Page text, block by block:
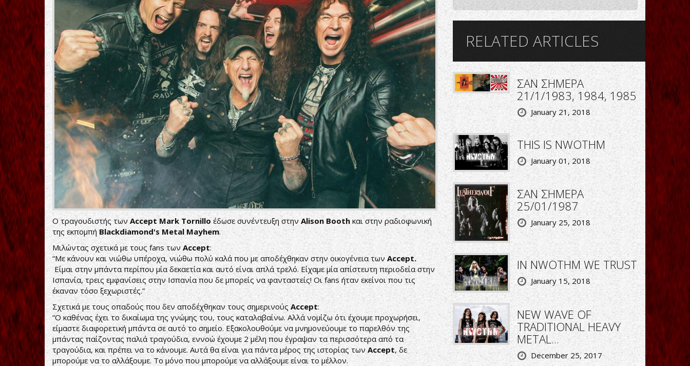
Ο τραγουδιστής τωνAccept Mark Tornilloέδωσε συνέντευξη στην Alison Boothκαι στην ραδιοφωνική
της εκπομπήBlackdiamond's Metal Mayhem.
Μιλώντας σχετικά με τους fans των Accept:
“Με κάνουν και νιώθω υπέροχα, νιώθω πολύ καλά που με αποδέχθηκαν στην οικογένεια τωνAccept.
Είμαι στην μπάντα περίπου μία δεκαετία και αυτό είναι απλά τρελό. Είχαμε μία απίστευτη περιοδεία στην
Ισπανία, τρεις εμφανίσεις στην Ισπανία που δε μπορείς να φανταστείς! Οι fans ήταν εκείνοι που τις
έκαναν τόσο ξεχωριστές.”
Σχετικά με τους οπαδούς που δεν αποδέχθηκαν τους σημερινούςAccept:
“Ο καθένας έχει το δικαίωμα της γνώμης του, τους καταλαβαίνω. Αλλά νομίζω ότι έχουμε προχωρήσει,
είμαστε διαφορετική μπάντα σε αυτό το σημείο. Εξακολουθούμε να μνημονεύουμε το παρελθόν της
μπάντας παίζοντας παλιά τραγούδια, εννοώ έχουμε 2 μέλη που έγραψαν τα περισσότερα από τα
τραγούδια, και πρέπει να το κάνουμε. Αυτά θα είναι για πάντα μέρος της ιστορίας τωνAccept, δε
μπορούμε να το αλλάξουμε. Το μόνο που μπορούμε να αλλάξουμε είναι το μέλλον.
RELATED ARTICLES
ΣΑΝ ΣΗΜΕΡΑ
21/1/1983, 1984, 1985
January 21, 2018
THIS IS NWOTHM
January 01, 2018
ΣΑΝ ΣΗΜΕΡΑ
25/01/1987
January 25, 2018
IN NWOTHM WE TRUST
January 15, 2018
NEW WAVE OF
TRADITIONAL HEAVY
METAL...
December 25, 2017